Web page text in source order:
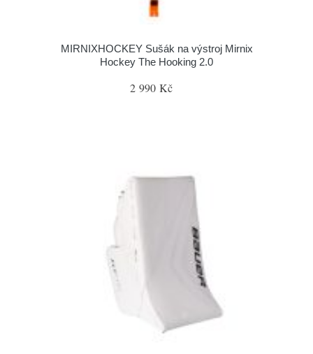
MIRNIXHOCKEY Sušák na výstroj Mirnix
Hockey The Hooking 2.0
2 990 Kč